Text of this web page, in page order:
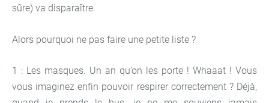
sûre) va disparaître.
Alors pourquoi ne pas faire une petite liste ?
1 : Les masques. Un an qu’on les porte ! Whaaat ! Vous
vous imaginez enfin pouvoir respirer correctement ? Déjà,